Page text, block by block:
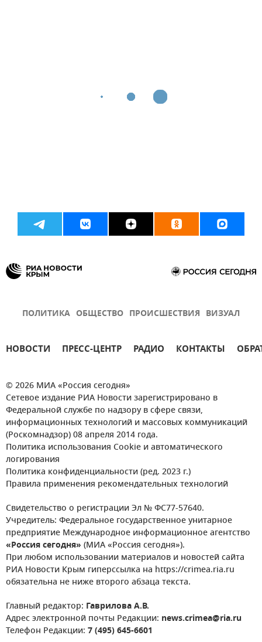
ПОЛИТИКА ОБЩЕСТВО ПРОИСШЕСТВИЯ ВИЗУАЛ
НОВОСТИ ПРЕСС-ЦЕНТР РАДИО КОНТАКТЫ
© 2026 МИА «Россия сегодня»
Сетевое издание РИА Новости зарегистрировано в
Федеральной службе по надзору в сфере связи,
информационных технологий и массовых коммуникаций
(Роскомнадзор) 08 апреля 2014 года.
Политика использования Cookie и автоматического
логирования
Политика конфиденциальности (ред. 2023 г.)
Правила применения рекомендательных технологий
Свидетельство о регистрации Эл № ФС77-57640.
Учредитель: Федеральное государственное унитарное
предприятие Международное информационное агентство
«Россия сегодня» (МИА «Россия сегодня»).
При любом использовании материалов и новостей сайта
РИА Новости Крым гиперссылка на https://crimea.ria.ru
обязательна не ниже второго абзаца текста.
Главный редактор: Гаврилова А.В.
Адрес электронной почты Редакции: news.crimea@ria.ru
Телефон Редакции: 7 (495) 645-6601